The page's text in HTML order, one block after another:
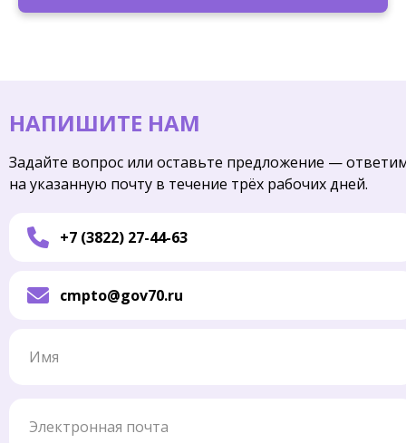
НАПИШИТЕ НАМ
Задайте вопрос или оставьте предложение —
на указанную почту в течение трёх рабочих дней.
+7 (3822) 27-44-63
cmpto@gov70.ru